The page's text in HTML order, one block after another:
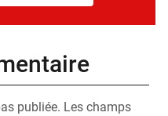
publiée. Les champs